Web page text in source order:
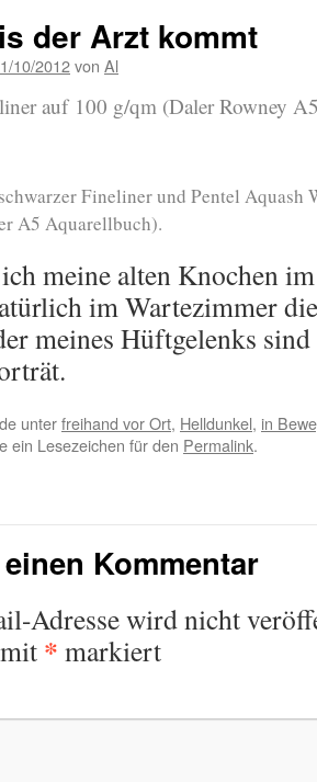
der Arzt kommt
10/2012von Al
auf 100 g/qm (Daler Rowney
Fineliner und Pentel Aquash
A5 Aquarellbuch).
meine alten Knochen
im Wartezimmer
meines Hüftgelenks
unterfreihand vor Ort, Helldunkel, in
ein Lesezeichen für den Permalink.
Kommentar
Adresse wird nicht
* markiert